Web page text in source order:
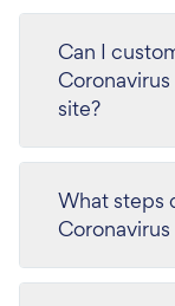
Can I
site?
What steps